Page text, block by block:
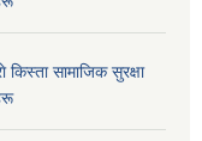
सामाजिक सुरक्षा